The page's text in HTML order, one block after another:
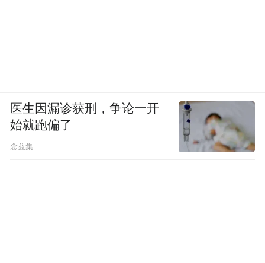
医生因漏诊获刑，争论一开
始就跑偏了
念兹集